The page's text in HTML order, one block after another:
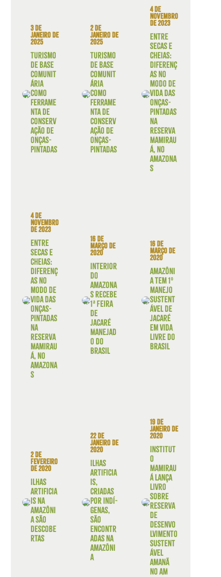
realizou, em
Tefé (AM), e em
áreas
florestais do
Amazonas, […]
internacional
estratégica que
levou ao
desenvolvimento
da Tecnologia
Providence, hoje
reconhecida […]
3 de
janeiro de
2025
Turismo
de base
comunit
ária
como
ferrame
nta de
conserv
ação de
onças-
pintadas
2 de
janeiro de
2025
Turismo
de base
comunit
ária
como
ferrame
nta de
conserv
ação de
onças-
pintadas
4 de
novembro
de 2023
Entre
secas e
cheias:
diferenç
as no
modo de
vida das
onças-
pintadas
na
Reserva
Mamirau
á, no
Amazona
s
4 de
novembro
de 2023
Entre
secas e
cheias:
diferenç
as no
modo de
vida das
onças-
pintadas
na
Reserva
Mamirau
á, no
Amazona
s
16 de
março de
2020
Interior
do
Amazona
s recebe
1ª Feira
de
Jacaré
Manejad
o do
Brasil
16 de
março de
2020
Amazôni
a tem 1º
manejo
sustent
ável de
jacaré
em vida
livre do
Brasil
2 de
fevereiro
de 2020
Ilhas
artificia
is na
Amazôni
a são
descobe
rtas
22 de
janeiro de
2020
Ilhas
artificia
is,
criadas
por indí­
genas,
são
encontr
adas na
Amazôni
a
19 de
janeiro de
2020
Institut
o
Mamirau
á lança
livro
sobre
Reserva
de
Desenvo
lvimento
Sustent
ável
Amanã
no AM